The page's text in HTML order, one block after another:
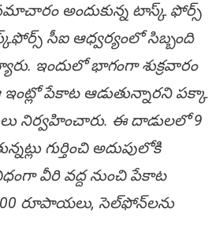
అందుకున్న టాస్క్ ఫోర్స్
సీఐ ఆధ్వ‌ర్యంలో సిబ్బంది
ఇందులో భాగంగా శుక్ర‌వారం
పేకాట ఆడుతున్నారని పక్కా
నిర్వ‌హించారు. ఈ దాడుల‌లో 9
గుర్తించి అదుపులోకి
వీరి వ‌ద్ద నుంచి పేకాట
రూపాయలు, సెల్‌ఫోన్‌ల‌ను